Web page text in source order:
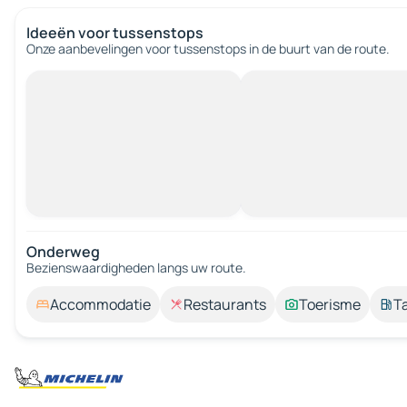
Ideeën voor tussenstops
Onze aanbevelingen voor tussenstops in de buurt van de route.
Onderweg
Bezienswaardigheden langs uw route.
Accommodatie Restaurants Toerisme